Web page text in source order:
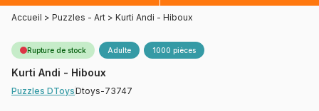
Accueil > Puzzles - Art > Kurti Andi - Hiboux
Rupture de stock Adulte 1000 pièces
Kurti Andi - Hiboux
Puzzles DToysDtoys-73747